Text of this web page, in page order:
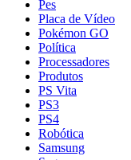
Pes
Placa de Vídeo
Pokémon GO
Política
Processadores
Produtos
PS Vita
PS3
PS4
Robótica
Samsung